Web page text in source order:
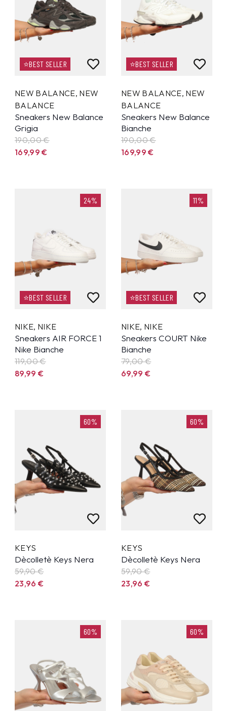
⭐BEST SELLER
NEW BALANCE, NEW
BALANCE
Sneakers New Balance
Grigia
190,00 €
169,99€
⭐BEST SELLER
NEW BALANCE, NEW
BALANCE
Sneakers New Balance
Bianche
190,00 €
169,99€
24%
⭐BEST SELLER
NIKE, NIKE
Sneakers AIR FORCE 1
Nike Bianche
119,00 €
89,99€
11%
⭐BEST SELLER
NIKE, NIKE
Sneakers COURT Nike
Bianche
79,00 €
69,99€
60%
KEYS
Dècolletè Keys Nera
59,90€
23,96€
60%
KEYS
Dècolletè Keys Nera
59,90€
23,96€
60% 60%